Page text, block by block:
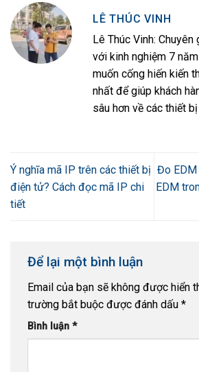
LÊ THÚC VINH
Lê Thúc Vinh:
với kinh nghiệm 7
muốn cống hiến kiến
nhất để giúp khách
sâu hơn về các thiết
Ý nghĩa mã IP trên các thiết bị
điện tử? Cách đọc mã IP chi
tiết
Đo EDM
EDM
Để lại một bình luận
Email của bạn sẽ không được hiển
trường bắt buộc được đánh dấu *
Bình luận *